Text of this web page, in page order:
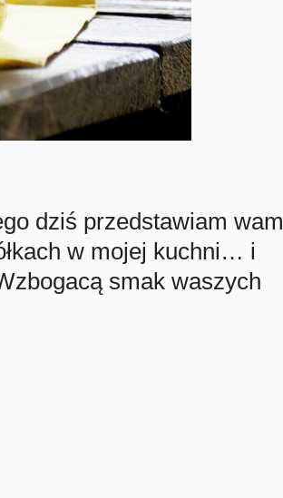
dziś przedstawiam wam
w mojej kuchni… i
smak waszych